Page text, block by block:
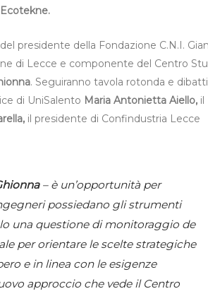
presidente della Fondazione C.N.I.
di Lecce e componente del Centro
. Seguiranno tavola rotonda e
di UniSalento Maria Antonietta Aiello, il
il presidente di Confindustria Lecce
–è un’opportunità per
possiedano gli strumenti
una questione di monitoraggio de
per orientare le scelte strategiche
e in linea con le esigenze
approccio che vede il Centro